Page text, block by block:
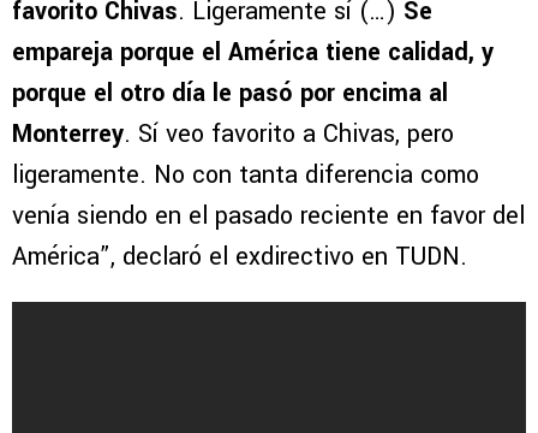
favorito Chivas. Ligeramente sí (…) Se
empareja porque el América tiene calidad, y
porque el otro día le pasó por encima al
Monterrey. Sí veo favorito a Chivas, pero
ligeramente. No con tanta diferencia como
venía siendo en el pasado reciente en favor del
América”, declaró el exdirectivo en TUDN.